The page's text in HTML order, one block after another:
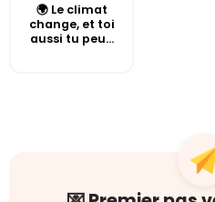
🌍 Le climat
change, et toi
aussi tu peu...